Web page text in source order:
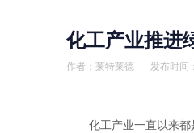
化工产业推进
作者： 莱特莱德 发布时间
化工产业一直以来都